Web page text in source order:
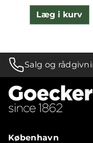
Læg i kurv
Salg og
København